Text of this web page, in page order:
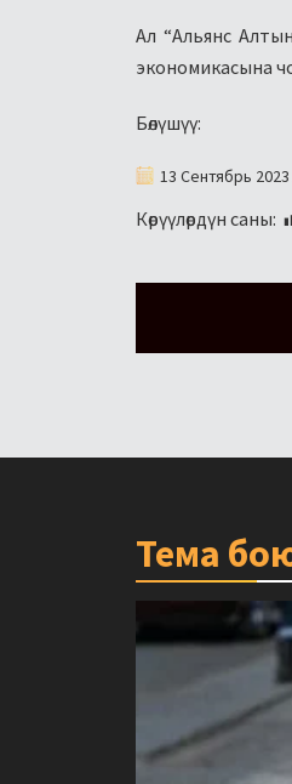
Ал “Альянс
экономикасына
Бөлүшүү:
13 Сентябрь
Көрүүлөрдүн саны:
Тема